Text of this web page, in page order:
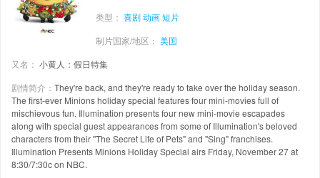
类型： 喜剧动画短片
制片国家/地区： 美国
又名： 小黄人：假日特集
剧情简介： They're back, and they're ready to take over the holiday season.
The first-ever Minions holiday special features four mini-movies full of
mischievous fun. Illumination presents four new mini-movie escapades
along with special guest appearances from some of Illumination's beloved
characters from their "The Secret Life of Pets" and "Sing" franchises.
Illumination Presents Minions Holiday Special airs Friday, November 27 at
8:30/7:30c on NBC.